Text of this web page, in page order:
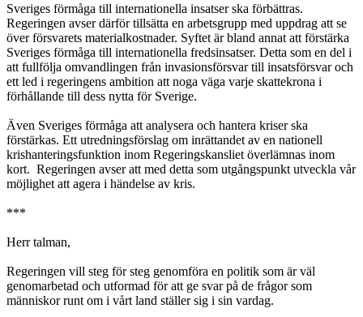
Sveriges förmåga till internationella insatser ska förbättras.
Regeringen avser därför tillsätta en arbetsgrupp med uppdrag att se
över försvarets materialkostnader. Syftet är bland annat att förstärka
Sveriges förmåga till internationella fredsinsatser. Detta som en del i
att fullfölja omvandlingen från invasionsförsvar till insatsförsvar och
ett led i regeringens ambition att noga väga varje skattekrona i
förhållande till dess nytta för Sverige.
Även Sveriges förmåga att analysera och hantera kriser ska
förstärkas. Ett utredningsförslag om inrättandet av en nationell
krishanteringsfunktion inom Regeringskansliet överlämnas inom
kort. Regeringen avser att med detta som utgångspunkt utveckla vår
möjlighet att agera i händelse av kris.
***
Herr talman,
Regeringen vill steg för steg genomföra en politik som är väl
genomarbetad och utformad för att ge svar på de frågor som
människor runt om i vårt land ställer sig i sin vardag.